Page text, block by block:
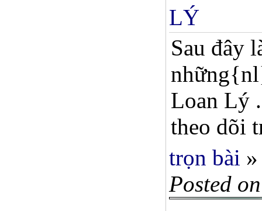
LÝ
Sau đây
Loan Lý
theo dõi
trọn bài »
Posted